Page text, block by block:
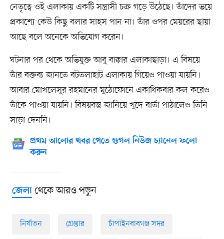
নেতৃত্বে ওই এলাকায় একটি সন্ত্রাসী চক্র গড়ে উঠেছে। তাঁদের ভয়ে
প্রকাশ্যে কেউ কিছু বলার সাহস পান না। তাঁর ওপর মেয়রের ছায়া
আছে বলে অনেকে অভিযোগ করেন।
ঘটনার পর থেকে অভিযুক্ত আবু বাক্কার এলাকাছাড়া। এ বিষয়ে
তাঁর বক্তব্য জানতে বটতলাহাট এলাকায় গিয়েও পাওয়া যায়নি।
আবার মোখলেসুর রহমানের মুঠোফোনে একাধিকবার কল করেও
তাঁকে পাওয়া যায়নি। বিষয়বস্তু জানিয়ে খুদে বার্তা পাঠালেও তিনি
সাড়া দেননি।
প্রথম আলোর খবর পেতে গুগল নিউজ চ্যানেল ফলো
করুন
জেলাথেকে আরও পড়ুন
নির্যাতন গ্রেপ্তার চাঁপাইনবাবগঞ্জ সদর